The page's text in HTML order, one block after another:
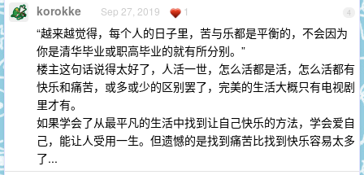
4
korokke Sep 27, 2019 1
“越来越觉得，每个人的日子里，苦与乐都是平衡的，不会因为
你是清华毕业或职高毕业的就有所分别。”
楼主这句话说得太好了，人活一世，怎么活都是活，怎么活都有
快乐和痛苦，或多或少的区别罢了，完美的生活大概只有电视剧
里才有。
如果学会了从最平凡的生活中找到让自己快乐的方法，学会爱自
己，能让人受用一生。但遗憾的是找到痛苦比找到快乐容易太多
了...